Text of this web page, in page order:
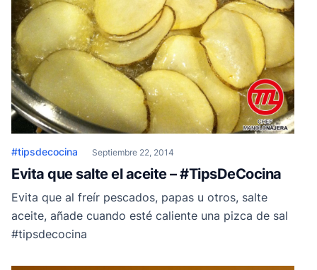
#tipsdecocina Septiembre 22, 2014
Evita que salte el aceite – #TipsDeCocina
Evita que al freír pescados, papas u otros, salte
aceite, añade cuando esté caliente una pizca de sal
#tipsdecocina